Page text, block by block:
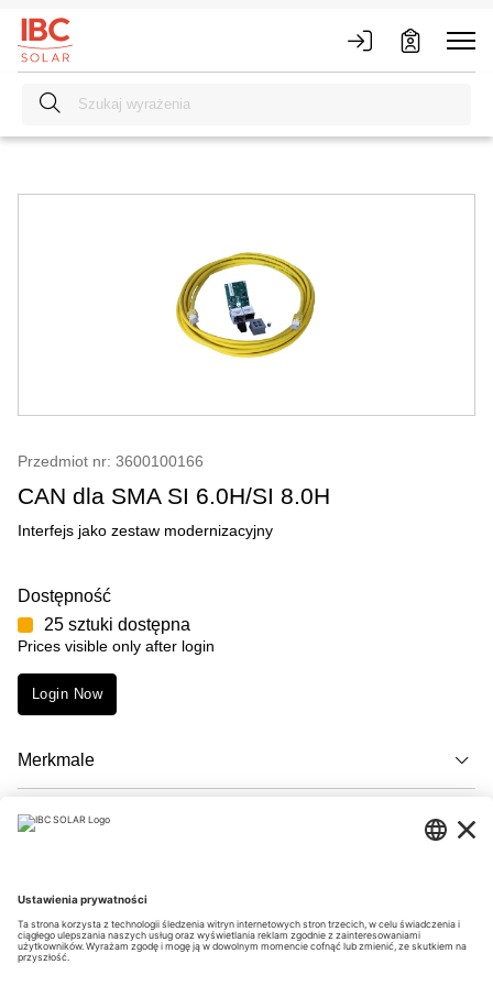
Przedmiot nr: 3600100166
CAN dla SMA SI 6.0H/SI 8.0H
Interfejs jako zestaw modernizacyjny
Dostępność
25 sztuki dostępna
Prices visible only after login
Login Now
Merkmale
Opis
Downloads